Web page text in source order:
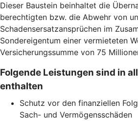
Dieser Baustein beinhaltet die
berechtigten bzw. die Abwehr von
Schadensersatzansprüchen im
Sondereigentum einer vermieteten
Versicherungssumme von 75
Folgende Leistungen sind in
enthalten
Schutz vor den finanziellen
Sach- und Vermögensschäden